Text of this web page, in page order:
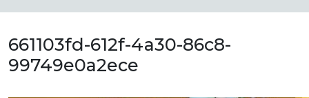
661103fd-612f-4a30-86c8-
99749e0a2ece